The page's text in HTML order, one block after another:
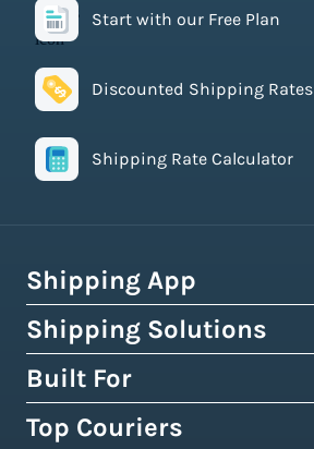
Start with our Free Plan
Discounted Shipping Rates
Shipping Rate Calculator
Shipping App
How Easyship Works
Multi-Carrier Shipping Software
Smart Shipping Dashboard
Shipping Solutions
Global Fulfillment Network
Pick & Pack Fulfillment
Built For
eCommerce Shipping
Top Couriers